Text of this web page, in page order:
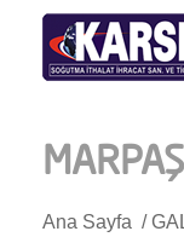
Ana Sayfa /